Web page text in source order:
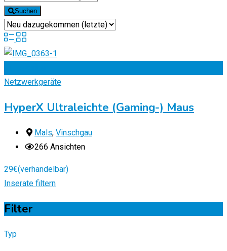
Suchen
Netzwerkgeräte
HyperX Ultraleichte (Gaming-) Maus
Mals, Vinschgau
266 Ansichten
29€(verhandelbar)
Inserate filtern
Filter
Typ